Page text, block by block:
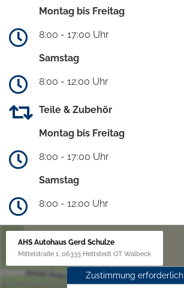
Montag bis Freitag
8:00 - 17:00 Uhr
Samstag
8:00 - 12:00 Uhr
Teile & Zubehör
Montag bis Freitag
8:00 - 17:00 Uhr
Samstag
8:00 - 12:00 Uhr
AHS Autohaus Gerd Schulze
Mittelstraße 1, 06333 Hettstedt OT Walbeck
Zustimmung erforderlich